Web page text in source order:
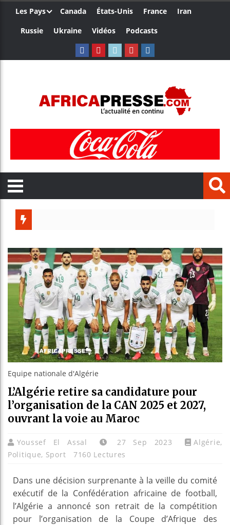
Les Pays Canada États-Unis France
Iran
Russie
Ukraine Vidéos Podcasts
Bénin :
Aliko
Equipe nationale d'Algérie
L’Algérie retire sa candidature pour
l’organisation de la CAN 2025 et 2027,
ouvrant la voie au Maroc
Youssef El Assal 27 Sep 2023 Algérie,
Politique, Sport 7160 Lectures
Dans une décision surprenante à la veille du comité
exécutif de la Confédération africaine de football,
l’Algérie a annoncé son retrait de la compétition
pour l’organisation de la Coupe d’Afrique des